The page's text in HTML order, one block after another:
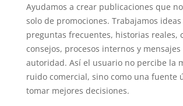
Ayudamos a crear publicaciones que
solo de promociones. Trabajamos
preguntas frecuentes, historias reales,
consejos, procesos internos y mensajes
autoridad. Así el usuario no percibe la
ruido comercial, sino como una fuente
tomar mejores decisiones.